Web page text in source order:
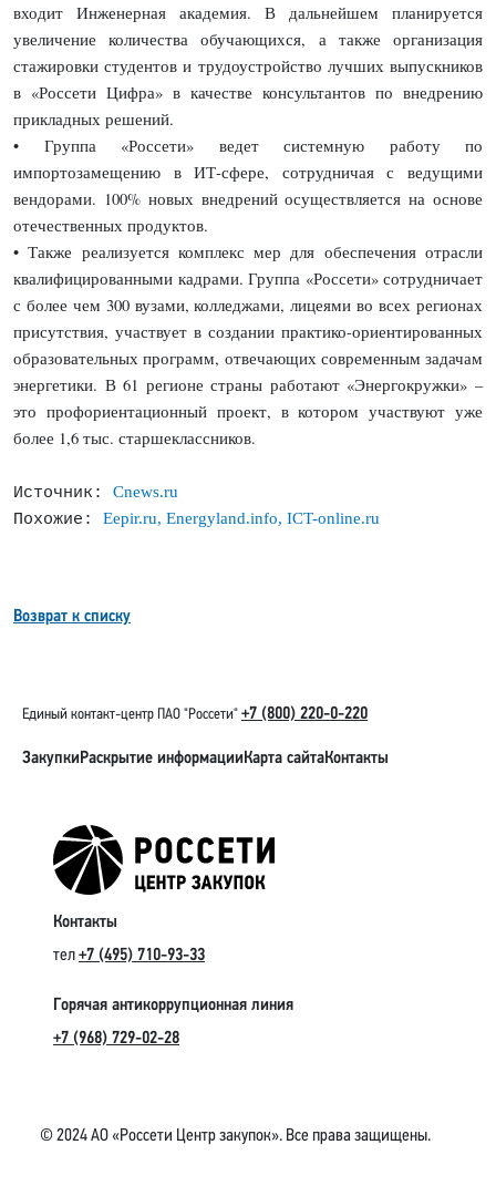
входит Инженерная академия. В дальнейшем планируется
увеличение количества обучающихся, а также организация
стажировки студентов и трудоустройство лучших выпускников
в «Россети Цифра» в качестве консультантов по внедрению
прикладных решений.
• Группа «Россети» ведет системную работу по
импортозамещению в ИТ-сфере, сотрудничая с ведущими
вендорами. 100% новых внедрений осуществляется на основе
отечественных продуктов.
• Также реализуется комплекс мер для обеспечения отрасли
квалифицированными кадрами. Группа «Россети» сотрудничает
с более чем 300 вузами, колледжами, лицеями во всех регионах
присутствия, участвует в создании практико-ориентированных
образовательных программ, отвечающих современным задачам
энергетики. В 61 регионе страны работают «Энергокружки» –
это профориентационный проект, в котором участвуют уже
более 1,6 тыс. старшеклассников.
Источник: Cnews.ru
Похожие: Eepir.ru, Energyland.info, ICT-online.ru
Возврат к списку
Единый контакт-центр ПАО "Россети" +7 (800) 220-0-220
ЗакупкиРаскрытие информацииКарта сайтаКонтакты
Контакты
тел+7 (495) 710-93-33
Горячая антикоррупционная линия
+7 (968) 729-02-28
© 2024 АО «Россети Центр закупок». Все права защищены.